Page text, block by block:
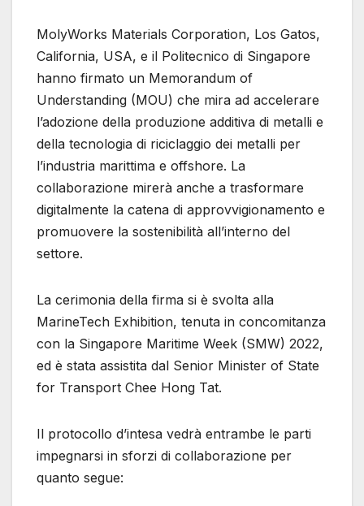
MolyWorks Materials Corporation, Los Gatos,
California, USA, e il Politecnico di Singapore
hanno firmato un Memorandum of
Understanding (MOU) che mira ad accelerare
l’adozione della produzione additiva di metalli e
della tecnologia di riciclaggio dei metalli per
l’industria marittima e offshore. La
collaborazione mirerà anche a trasformare
digitalmente la catena di approvvigionamento e
promuovere la sostenibilità all’interno del
settore.
La cerimonia della firma si è svolta alla
MarineTech Exhibition, tenuta in concomitanza
con la Singapore Maritime Week (SMW) 2022,
ed è stata assistita dal Senior Minister of State
for Transport Chee Hong Tat.
Il protocollo d’intesa vedrà entrambe le parti
impegnarsi in sforzi di collaborazione per
quanto segue: